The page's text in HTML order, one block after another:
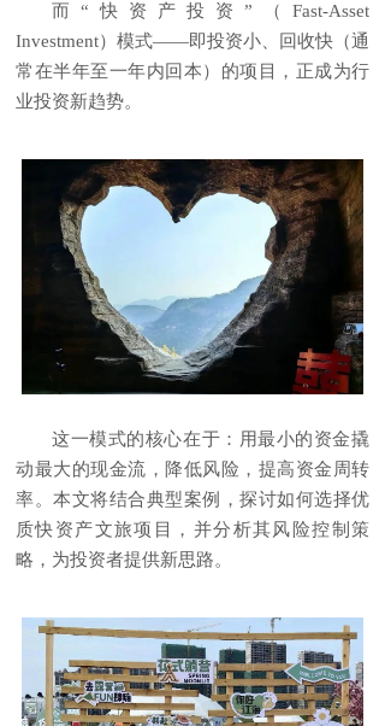
而“快资产投资”（Fast-Asset
Investment）模式——即投资小、回收快（通
常在半年至一年内回本）的项目，正成为行
业投资新趋势。
这一模式的核心在于：用最小的资金撬
动最大的现金流，降低风险，提高资金周转
率。本文将结合典型案例，探讨如何选择优
质快资产文旅项目，并分析其风险控制策
略，为投资者提供新思路。